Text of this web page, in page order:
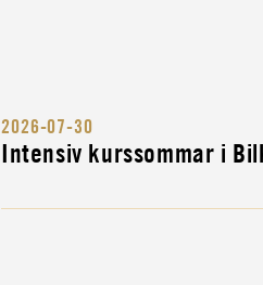
2026-07-30
Intensiv kurssommar i